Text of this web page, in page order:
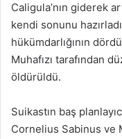
Caligula’nın giderek
kendi sonunu
hükümdarlığının
Muhafızı tarafından
öldürüldü.
Suikastın baş
Cornelius Sabinus ve